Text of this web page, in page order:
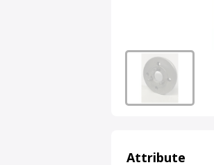
Attribute